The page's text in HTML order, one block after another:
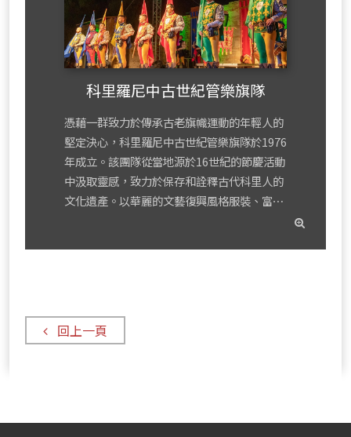
科里羅尼中古世紀管樂旗隊
憑藉一群致力於傳承古老旗幟運動的年輕人的
堅定決心，科里羅尼中古世紀管樂旗隊於1976
年成立。該團隊從當地源於16世紀的節慶活動
中汲取靈感，致力於保存和詮釋古代科里人的
文化遺產。以華麗的文藝復興風格服裝、富⋯
回上一頁